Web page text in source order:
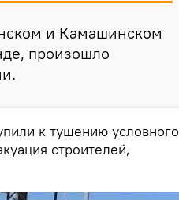
и Камашинском
произошло
к тушению условного
строителей,